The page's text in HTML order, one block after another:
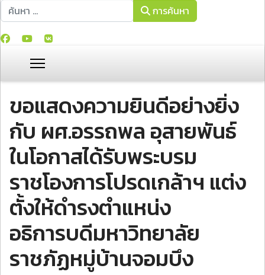
การค้นหา
การค้นหา
ขอแสดงความยินดีอย่างยิ่ง
กับ ผศ.อรรถพล อุสายพันธ์
ในโอกาสได้รับพระบรม
ราชโองการโปรดเกล้าฯ แต่ง
ตั้งให้ดำรงตำแหน่ง
อธิการบดีมหาวิทยาลัย
ราชภัฏหมู่บ้านจอมบึง